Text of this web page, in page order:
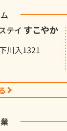
テイ すこやか
川入1321